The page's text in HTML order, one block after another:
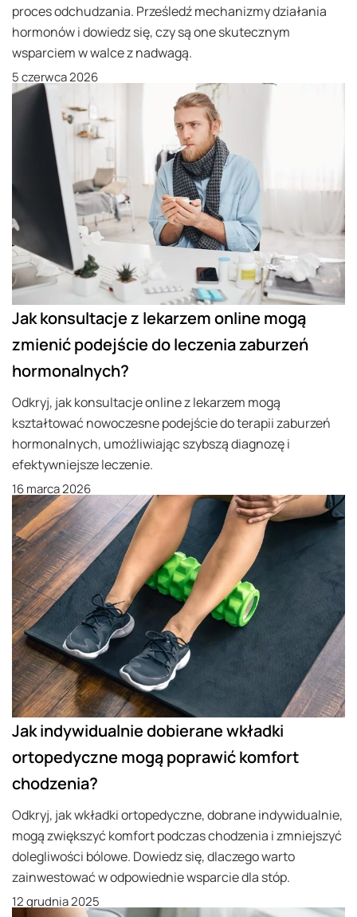
proces odchudzania. Prześledź mechanizmy działania
hormonów i dowiedz się, czy są one skutecznym
wsparciem w walce z nadwagą.
5 czerwca 2026
Jak konsultacje z lekarzem online mogą
zmienić podejście do leczenia zaburzeń
hormonalnych?
Odkryj, jak konsultacje online z lekarzem mogą
kształtować nowoczesne podejście do terapii zaburzeń
hormonalnych, umożliwiając szybszą diagnozę i
efektywniejsze leczenie.
16 marca 2026
Jak indywidualnie dobierane wkładki
ortopedyczne mogą poprawić komfort
chodzenia?
Odkryj, jak wkładki ortopedyczne, dobrane indywidualnie,
mogą zwiększyć komfort podczas chodzenia i zmniejszyć
dolegliwości bólowe. Dowiedz się, dlaczego warto
zainwestować w odpowiednie wsparcie dla stóp.
12 grudnia 2025